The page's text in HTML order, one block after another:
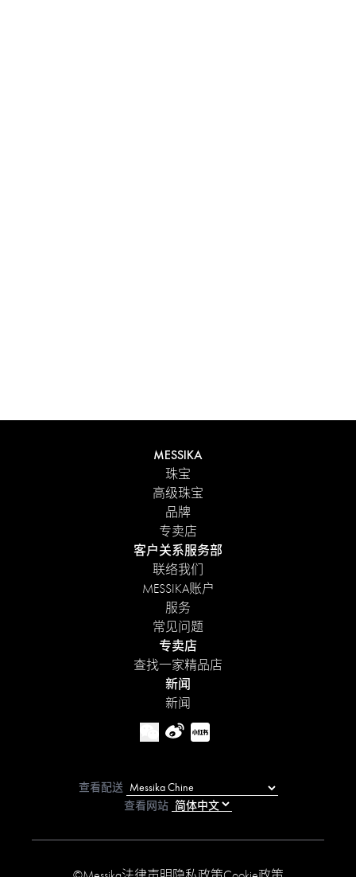
探索
MESSIKA
珠宝
高级珠宝
品牌
专卖店
客户关系服务部
联络我们
MESSIKA账户
服务
常见问题
专卖店
查找一家精品店
新闻
新闻
查看配送
查看网站